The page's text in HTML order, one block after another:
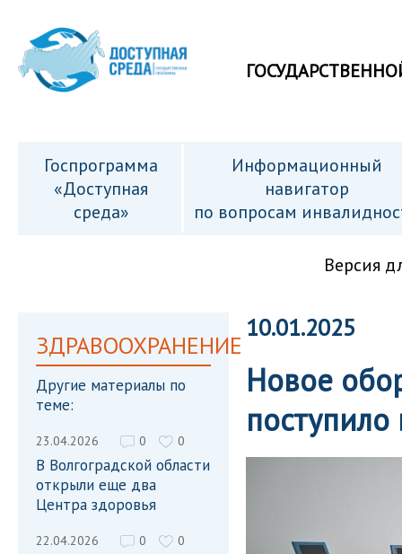
Госпрограмма
«Доступная
среда»
Информационный
навигатор
по вопросам
Версия
ЗДРАВООХРАНЕНИЕ
Другие материалы по
теме:
23.04.2026 0 0
В Волгоградской области
открыли еще два
Центра здоровья
22.04.2026 0 0
10.01.2025
Новое